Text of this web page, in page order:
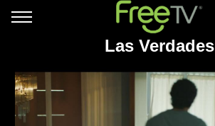
Las Verdades